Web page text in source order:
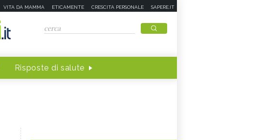
VITA DA MAMMA ETICAMENTE CRESCITA PERSONALE SAPERE.IT
Risposte di salute